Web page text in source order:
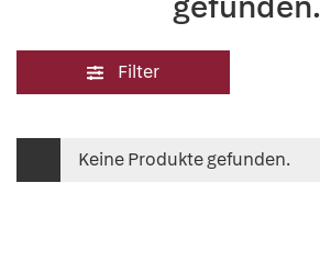
Filter
Keine Produkte gefunden.